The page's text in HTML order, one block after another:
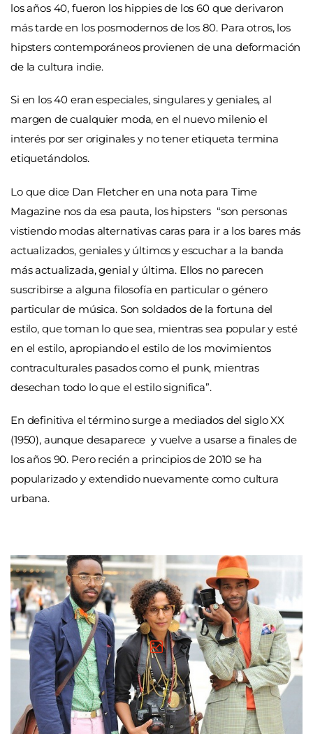
los años 40, fueron los hippies de los 60 que derivaron
más tarde en los posmodernos de los 80. Para otros, los
hipsters contemporáneos provienen de una deformación
de la cultura indie.
Si en los 40 eran especiales, singulares y geniales, al
margen de cualquier moda, en el nuevo milenio el
interés por ser originales y no tener etiqueta termina
etiquetándolos.
Lo que dice Dan Fletcher en una nota para Time
Magazine nos da esa pauta, los hipsters “son personas
vistiendo modas alternativas caras para ir a los bares más
actualizados, geniales y últimos y escuchar a la banda
más actualizada, genial y última. Ellos no parecen
suscribirse a alguna filosofía en particular o género
particular de música. Son soldados de la fortuna del
estilo, que toman lo que sea, mientras sea popular y esté
en el estilo, apropiando el estilo de los movimientos
contraculturales pasados como el punk, mientras
desechan todo lo que el estilo significa”.
En definitiva el término surge a mediados del siglo XX
(1950), aunque desaparece y vuelve a usarse a finales de
los años 90. Pero recién a principios de 2010 se ha
popularizado y extendido nuevamente como cultura
urbana.